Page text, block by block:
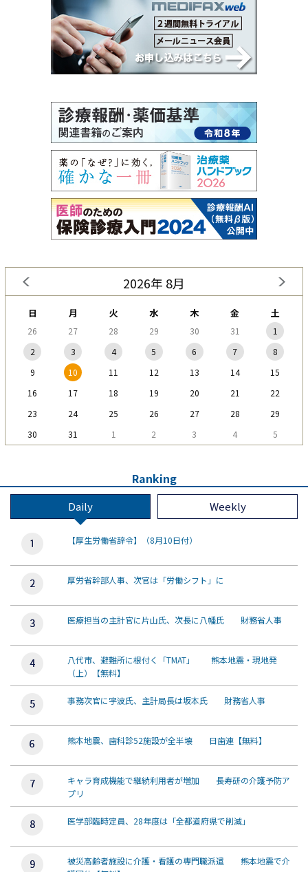
2026年 8月
日 月 火 水 木 金 土
26 27 28 29 30 31
1
2
3 4 5 6 7
8
9
10 11 12 13 14
15
16
17 18 19 20 21
22
23
24 25 26 27 28
29
30
31 1 2 3 4 5
Ranking
Daily Weekly
【厚生労働省辞令】（8月10日付）
厚労省幹部人事、次官は「労働シフト」に
医療担当の主計官に片山氏、次長に八幡氏 財務省人事
八代市、避難所に根付く「TMAT」 熊本地震・現地発
（上）【無料】
事務次官に宇波氏、主計局長は坂本氏 財務省人事
熊本地震、歯科診52施設が全半壊 日歯連【無料】
キャラ育成機能で継続利用者が増加 長寿研の介護予防ア
プリ
医学部臨時定員、28年度は「全都道府県で削減」
被災高齢者施設に介護・看護の専門職派遣 熊本地震で介